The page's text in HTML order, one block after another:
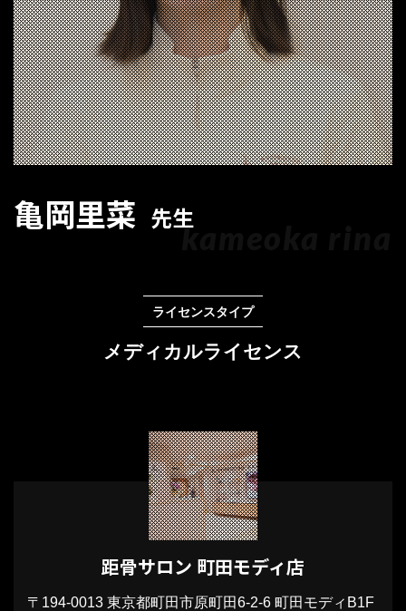
亀岡里菜 先生
kameoka rina
ライセンスタイプ
メディカルライセンス
距骨サロン 町田モディ店
〒194-0013 東京都町田市原町田6-2-6 町田モディB1F